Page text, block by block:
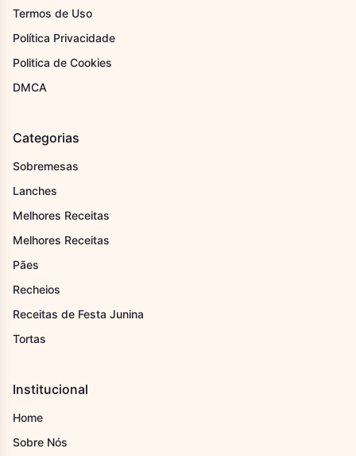
Termos de Uso
Política Privacidade
Politica de Cookies
DMCA
Categorias
Sobremesas
Lanches
Melhores Receitas
Melhores Receitas
Pães
Recheios
Receitas de Festa Junina
Tortas
Institucional
Home
Sobre Nós